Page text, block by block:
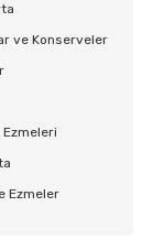
ve Konserveler
Ezmeleri
Ezmeler